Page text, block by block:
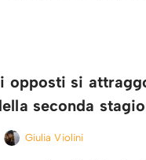
opposti si
seconda
Giulia Violini